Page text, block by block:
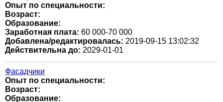
Опыт по специальности:
Возраст:
Образование:
Заработная плата: 60 000-70 000
Добавлена/редактировалась: 2019-09-15 13:02:32
Действительна до: 2029-01-01
Фасадчики
Опыт по специальности:
Возраст:
Образование: